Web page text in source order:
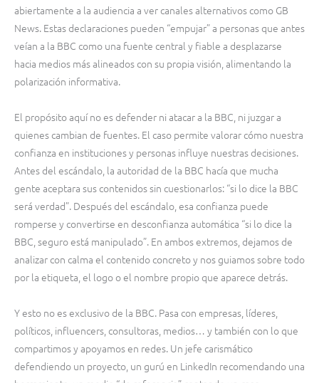
abiertamente a la audiencia a ver canales alternativos como GB
News. Estas declaraciones pueden “empujar” a personas que antes
veían a la BBC como una fuente central y fiable a desplazarse
hacia medios más alineados con su propia visión, alimentando la
polarización informativa.
El propósito aquí no es defender ni atacar a la BBC, ni juzgar a
quienes cambian de fuentes. El caso permite valorar cómo nuestra
confianza en instituciones y personas influye nuestras decisiones.
Antes del escándalo, la autoridad de la BBC hacía que mucha
gente aceptara sus contenidos sin cuestionarlos: “si lo dice la BBC
será verdad”. Después del escándalo, esa confianza puede
romperse y convertirse en desconfianza automática “si lo dice la
BBC, seguro está manipulado”. En ambos extremos, dejamos de
analizar con calma el contenido concreto y nos guiamos sobre todo
por la etiqueta, el logo o el nombre propio que aparece detrás.
Y esto no es exclusivo de la BBC. Pasa con empresas, líderes,
políticos, influencers, consultoras, medios… y también con lo que
compartimos y apoyamos en redes. Un jefe carismático
defendiendo un proyecto, un gurú en LinkedIn recomendando una